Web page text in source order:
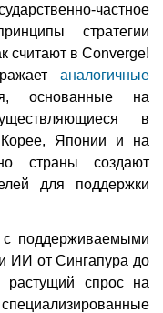
частное
стратегии
считают в Converge!
аналогичные
основанные на
в
Японии и на
страны создают
для поддержки
с поддерживаемыми
ИИ от Сингапура до
растущий спрос на